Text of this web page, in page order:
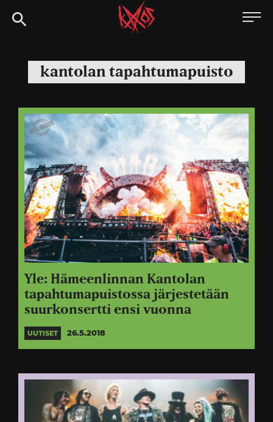
Siirry
suoraan
Kaaoszine
kantolan tapahtumapuisto
Yle: Hämeenlinnan Kantolan
tapahtumapuistossa järjestetään
suurkonsertti ensi vuonna
UUTISET 26.5.2018